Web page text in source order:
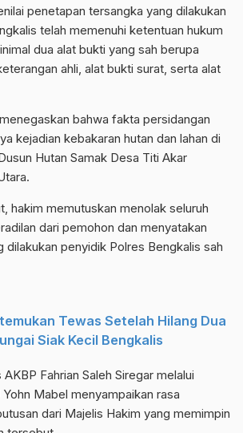
penetapan tersangka yang dilakukan
telah memenuhi ketentuan hukum
dua alat bukti yang sah berupa
ahli, alat bukti surat, serta alat
bahwa fakta persidangan
kejadian kebakaran hutan dan lahan di
Hutan Samak Desa Titi Akar
hakim memutuskan menolak seluruh
dari pemohon dan menyatakan
dilakukan penyidik Polres Bengkalis sah
Tewas Setelah Hilang Dua
Siak Kecil Bengkalis
Fahrian Saleh Siregar melalui
Mabel menyampaikan rasa
dari Majelis Hakim yang memimpin